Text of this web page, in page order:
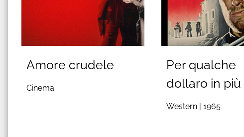
Amore crudele
Cinema
Per qualche
dollaro in più
Western |1965